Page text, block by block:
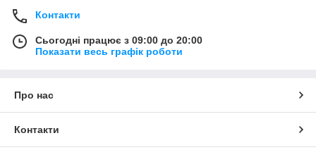
Контакти
Сьогодні працює з 09:00 до 20:00
Показати весь графік роботи
Про нас
Контакти